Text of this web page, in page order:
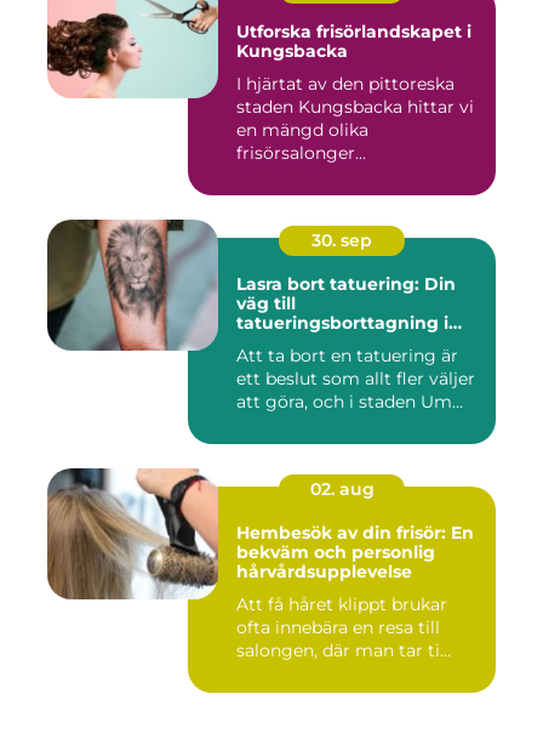
Utforska frisörlandskapet i
Kungsbacka
I hjärtat av den pittoreska
staden Kungsbacka hittar vi
en mängd olika
frisörsalonger...
30. sep
Lasra bort tatuering: Din
väg till
tatueringsborttagning i
Att ta bort en tatuering är
ett beslut som allt fler väljer
att göra, och i staden Um...
02. aug
Hembesök av din frisör: En
bekväm och personlig
hårvårdsupplevelse
Att få håret klippt brukar
ofta innebära en resa till
salongen, där man tar ti...